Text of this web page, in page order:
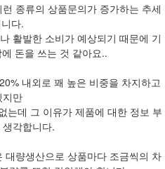
종류의 상품문의가 증가하는 추세
다.
활발한 소비가 예상되기 때문에 기
돈을 쓰는 것 같아요..
내외로 꽤 높은 비중을 차지하고
지만
는데 그 이유가 제품에 대한 정보 부
각합니다.
대량생산으로 상품마다 조금씩의 차